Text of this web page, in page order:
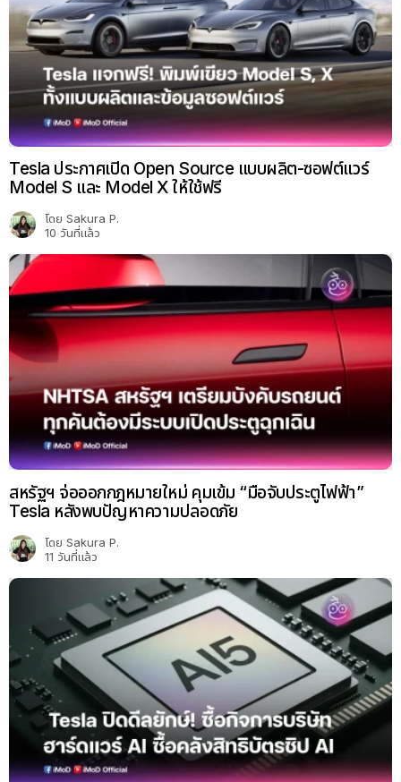
Tesla ประกาศเปิด Open Source แบบผลิต-ซอฟต์แวร์
Model S และ Model X ให้ใช้ฟรี
โดย Sakura P.
10 วันที่แล้ว
สหรัฐฯ จ่อออกกฎหมายใหม่ คุมเข้ม “มือจับประตูไฟฟ้า”
Tesla หลังพบปัญหาความปลอดภัย
โดย Sakura P.
11 วันที่แล้ว